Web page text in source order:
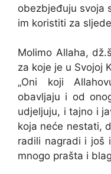
obezbjeđuju svoja
im koristiti za
Molimo Allaha,
za koje je u Svojoj
„Oni koji
obavljaju i od
udjeljuju, i tajno i
koja neće nestati,
radili nagradi i još
mnogo prašta i